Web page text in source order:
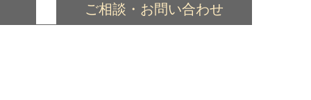
ご相談・お問い合わせ